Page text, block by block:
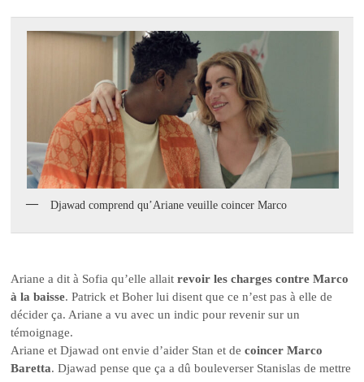
Djawad comprend qu’Ariane veuille coincer Marco
Ariane a dit à Sofia qu’elle allaitrevoir les charges contre Marco
à la baisse. Patrick et Boher lui disent que ce n’est pas à elle de
décider ça. Ariane a vu avec un indic pour revenir sur un
témoignage.
Ariane et Djawad ont envie d’aider Stan et decoincer Marco
Baretta. Djawad pense que ça a dû bouleverser Stanislas de mettre